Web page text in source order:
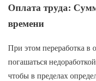
Оплата труда:
времени
При этом переработка в
погашаться
чтобы в пределах